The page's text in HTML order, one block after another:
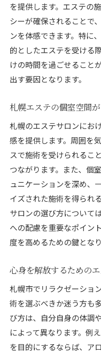
を提供します。エステの
シーが確保されることで
ンを体感できます。特に
的としたエステを受ける
けの時間を過ごせること
出す要因となります。
札幌エステの個室空間
札幌のエステサロンにお
感を提供します。周囲を
スで施術を受けられるこ
つながります。また、個
ュニケーションを深め、
イズされた施術を得られ
サロンの選び方について
への配慮を重要なポイン
度を高めるための鍵となり
心身を解放するための
札幌市でリラクゼーショ
術を選ぶべきか迷う方も
び方は、自分自身の体調
によって異なります。例
を目的にするならば、ア